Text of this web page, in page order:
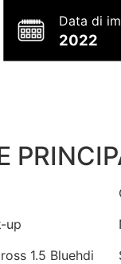
Data di
2022
up
1.5 Bluehdi